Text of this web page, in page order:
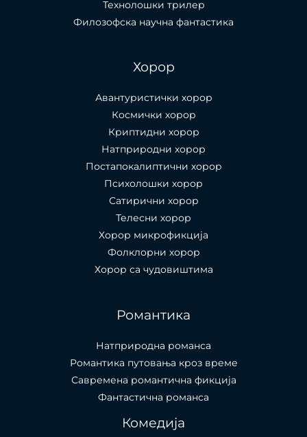
Технолошки трилер
Филозофска научна фантастика
Хорор
Авантуристички хорор
Космички хорор
Криптидни хорор
Натприродни хорор
Постапокалиптични хорор
Психолошки хорор
Сатирични хорор
Телесни хорор
Хорор микрофикција
Фолклорни хорор
Хорор са чудовиштима
Романтика
Натприродна романса
Романтика путовања кроз време
Савремена романтична фикција
Фантастична романса
Комедија